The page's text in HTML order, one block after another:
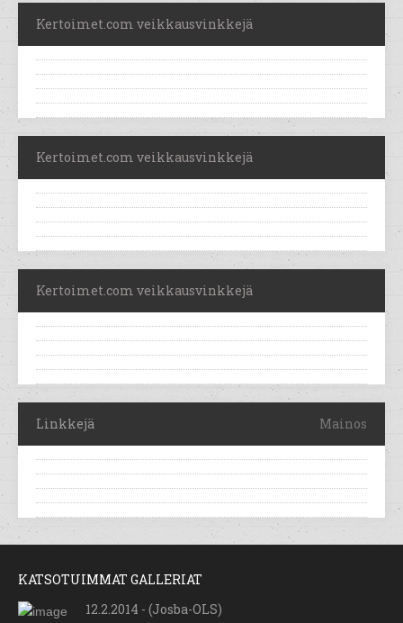
Kertoimet.com veikkausvinkkejä
Kertoimet.com veikkausvinkkejä
Kertoimet.com veikkausvinkkejä
Linkkejä Mainos
KATSOTUIMMAT GALLERIAT
12.2.2014 - (Josba-OLS)